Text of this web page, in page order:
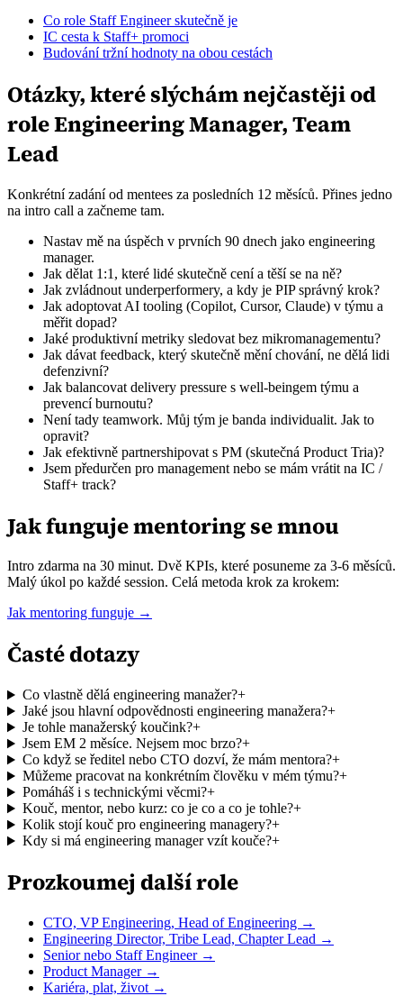
Co role Staff Engineer skutečně je
IC cesta k Staff+ promoci
Budování tržní hodnoty na obou cestách
Otázky, které slýchám nejčastěji od
role Engineering Manager, Team
Lead
Konkrétní zadání od mentees za posledních 12 měsíců. Přines jedno
na intro call a začneme tam.
Nastav mě na úspěch v prvních 90 dnech jako engineering
manager.
Jak dělat 1:1, které lidé skutečně cení a těší se na ně?
Jak zvládnout underperformery, a kdy je PIP správný krok?
Jak adoptovat AI tooling (Copilot, Cursor, Claude) v týmu a
měřit dopad?
Jaké produktivní metriky sledovat bez mikromanagementu?
Jak dávat feedback, který skutečně mění chování, ne dělá lidi
defenzivní?
Jak balancovat delivery pressure s well-beingem týmu a
prevencí burnoutu?
Není tady teamwork. Můj tým je banda individualit. Jak to
opravit?
Jak efektivně partnershipovat s PM (skutečná Product Tria)?
Jsem předurčen pro management nebo se mám vrátit na IC /
Staff+ track?
Jak funguje mentoring se mnou
Intro zdarma na 30 minut. Dvě KPIs, které posuneme za 3-6 měsíců.
Malý úkol po každé session. Celá metoda krok za krokem:
Jak mentoring funguje →
Časté dotazy
Co vlastně dělá engineering manažer?+
Jaké jsou hlavní odpovědnosti engineering manažera?+
Je tohle manažerský koučink?+
Jsem EM 2 měsíce. Nejsem moc brzo?+
Co když se ředitel nebo CTO dozví, že mám mentora?+
Můžeme pracovat na konkrétním člověku v mém týmu?+
Pomáháš i s technickými věcmi?+
Kouč, mentor, nebo kurz: co je co a co je tohle?+
Kolik stojí kouč pro engineering managery?+
Kdy si má engineering manager vzít kouče?+
Prozkoumej další role
CTO, VP Engineering, Head of Engineering →
Engineering Director, Tribe Lead, Chapter Lead →
Senior nebo Staff Engineer →
Product Manager →
Kariéra, plat, život →